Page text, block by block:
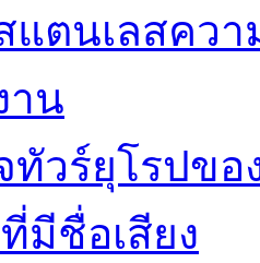
แตนเลสคว
าน
ทัวร์ยุโรปขอ
มีชื่อเสียง